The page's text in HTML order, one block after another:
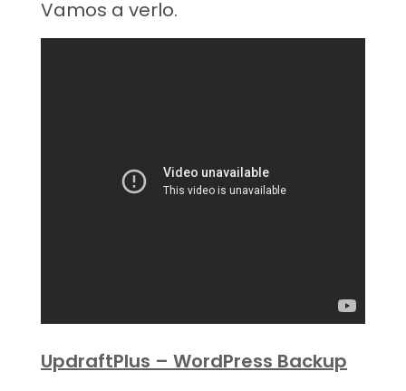
Vamos a verlo.
UpdraftPlus – WordPress Backup